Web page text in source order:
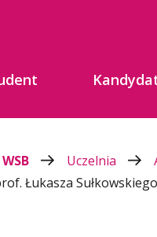
Uczelnia
Łukasza Sułkowskiego